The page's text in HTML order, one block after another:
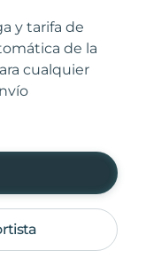
y tarifa de
de la
cualquier